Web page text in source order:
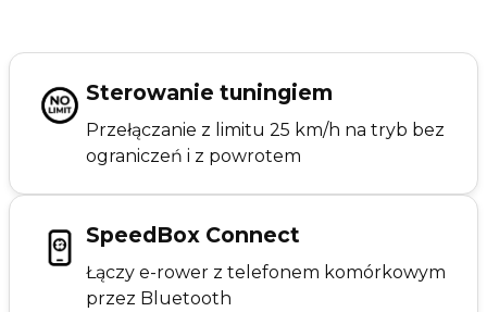
Sterowanie tuningiem
Przełączanie z limitu 25 km/h na tryb bez
ograniczeń i z powrotem
SpeedBox Connect
Łączy e-rower z telefonem komórkowym
przez Bluetooth